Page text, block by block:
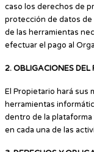
caso los derechos de
protección de datos
de las herramientas
efectuar el pago al
2. OBLIGACIONES DEL
El Propietario hará sus
herramientas
dentro de la plataforma
en cada una de las